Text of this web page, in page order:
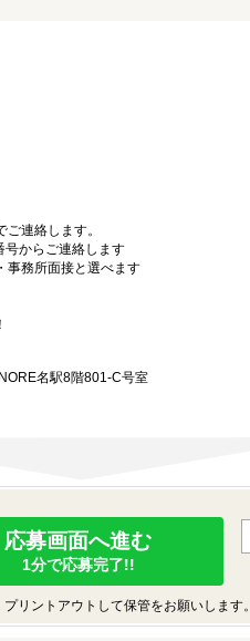
連絡します。
からご連絡します
事務所面接と選べます
名駅8階801-C号室
応募画面へ進む
1分で応募完了!!
リントアウトして保管をお願いします。